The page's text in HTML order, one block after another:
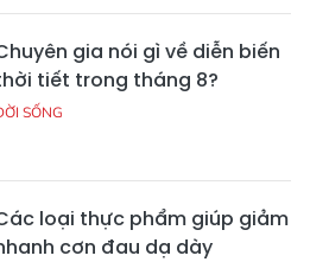
gia nói gì về diễn biến
tiết trong tháng 8?
SỐNG
loại thực phẩm giúp giảm
cơn đau dạ dày